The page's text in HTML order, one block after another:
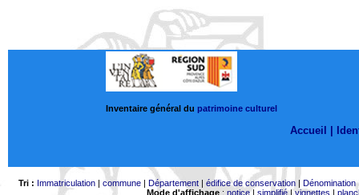
Inventaire général du patrimoine culturel
Accueil |
Tri : Immatriculation| commune| Département| édifice de conservation| Dénomination
Mode d'affichage: notice| simplifié|vignettes |